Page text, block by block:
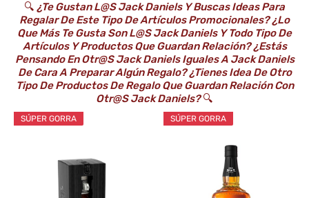
🔍 ¿Te Gustan L@s Jack Daniels Y Buscas Ideas Para
Regalar De Este Tipo De Artículos Promocionales? ¿Lo
Que Más Te Gusta Son L@s Jack Daniels Y Todo Tipo De
Artículos Y Productos Que Guardan Relación? ¿Estás
Pensando En Otr@s Jack Daniels Iguales A Jack Daniels
De Cara A Preparar Algún Regalo? ¿Tienes Idea De Otro
Tipo De Productos De Regalo Que Guardan Relación Con
Otr@s Jack Daniels?🔍
SÚPER GORRA SÚPER GORRA